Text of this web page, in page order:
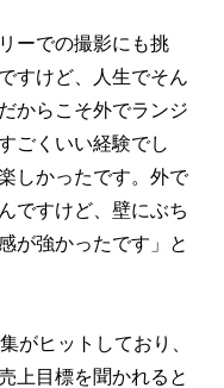
ーでの撮影にも挑
すけど、人生でそん
からこそ外でランジ
ごくいい経験でし
しかったです。外で
ですけど、壁にぶち
が強かったです」と
がヒットしており、
上目標を聞かれると